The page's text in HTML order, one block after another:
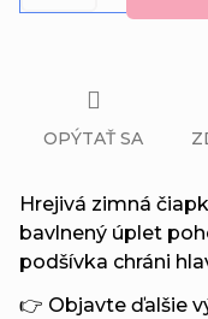
Hrejivá zimná
bavlnený úplet
podšívka chráni
👉 Objavte ďalšie
OPÝTAŤ SA